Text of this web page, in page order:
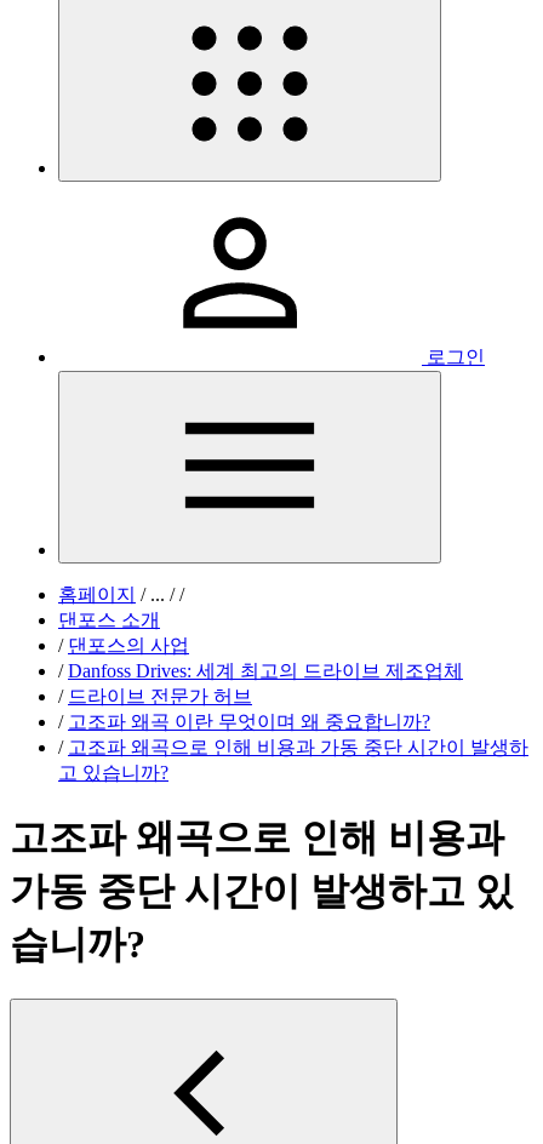
로그인
홈페이지 /... / /
댄포스 소개
/ 댄포스의 사업
/ Danfoss Drives: 세계 최고의 드라이브 제조업체
/ 드라이브 전문가 허브
/ 고조파 왜곡 이란 무엇이며 왜 중요합니까?
/ 고조파 왜곡으로 인해 비용과 가동 중단 시간이 발생하
고 있습니까?
고조파 왜곡으로 인해 비용과
가동 중단 시간이 발생하고 있
습니까?